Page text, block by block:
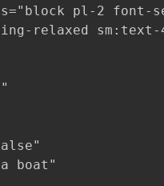
pl-2 font-
relaxed sm:text-
boat"